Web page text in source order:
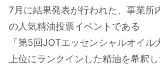
7月に結果発表が行われた、事業所
の人気精油投票イベントである
「第5回JOTエッセンシャルオイル
上位にランクインした精油を希釈